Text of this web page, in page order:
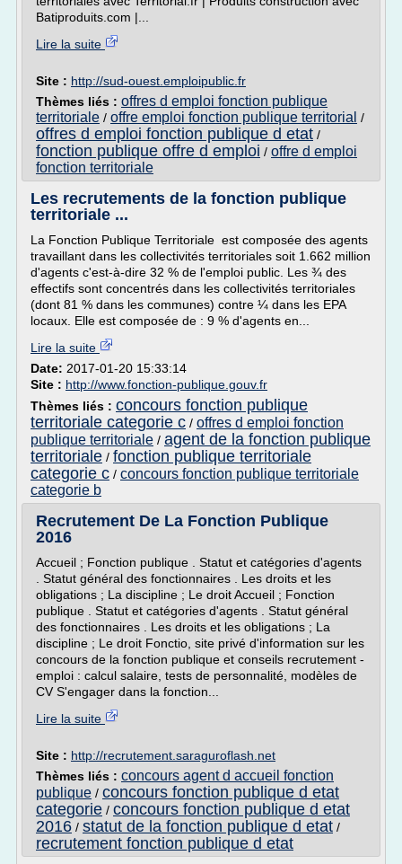
Batiproduits.com |...
Lire la suite
Site : http://sud-ouest.emploipublic.fr
Thèmes liés : offres d emploi fonction publique
territoriale / offre emploi fonction publique territorial /
offres d emploi fonction publique d etat /
fonction publique offre d emploi / offre d emploi
fonction territoriale
Les recrutements de la fonction publique
territoriale ...
La Fonction Publique Territoriale est composée des agents
travaillant dans les collectivités territoriales soit 1.662 million
d'agents c'est-à-dire 32 % de l'emploi public. Les ¾ des
effectifs sont concentrés dans les collectivités territoriales
(dont 81 % dans les communes) contre ¼ dans les EPA
locaux. Elle est composée de : 9 % d'agents en...
Lire la suite
Date: 2017-01-20 15:33:14
Site : http://www.fonction-publique.gouv.fr
Thèmes liés : concours fonction publique
territoriale categorie c / offres d emploi fonction
publique territoriale / agent de la fonction publique
territoriale / fonction publique territoriale
categorie c / concours fonction publique territoriale
categorie b
Recrutement De La Fonction Publique
2016
Accueil ; Fonction publique . Statut et catégories d'agents
. Statut général des fonctionnaires . Les droits et les
obligations ; La discipline ; Le droit Accueil ; Fonction
publique . Statut et catégories d'agents . Statut général
des fonctionnaires . Les droits et les obligations ; La
discipline ; Le droit Fonctio, site privé d'information sur les
concours de la fonction publique et conseils recrutement -
emploi : calcul salaire, tests de personnalité, modèles de
CV S'engager dans la fonction...
Lire la suite
Site : http://recrutement.saraguroflash.net
Thèmes liés : concours agent d accueil fonction
publique / concours fonction publique d etat
categorie / concours fonction publique d etat
2016 / statut de la fonction publique d etat /
recrutement fonction publique d etat